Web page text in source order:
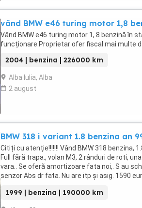
vând BMW e46 turing motor 1,8
Vând BMW e46 turing motor 1, 8 benzină în
funcționare.Proprietar ofer fiscal mai multe
2004 | benzina | 226000 km
Alba Iulia, Alba
2 august
BMW 318 i variant 1.8 benzina an
Citiți cu atenție!!!!!!! Vând BMW 318 benzina,
Full fără trapa., volan M3, 2 rânduri de roti,
vara.. Se oferă amortizoare fata noi,. S au
senzor Abs dr fata. Nu are itp și asig. 1590
1999 | benzina | 190000 km